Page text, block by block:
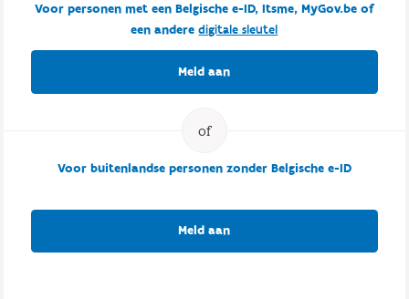
Voor personen met een Belgische e-ID, Itsme, MyGov.be of
een anderedigitale sleutel
Meld aan
Voor buitenlandse personen zonder Belgische e-ID
Meld aan